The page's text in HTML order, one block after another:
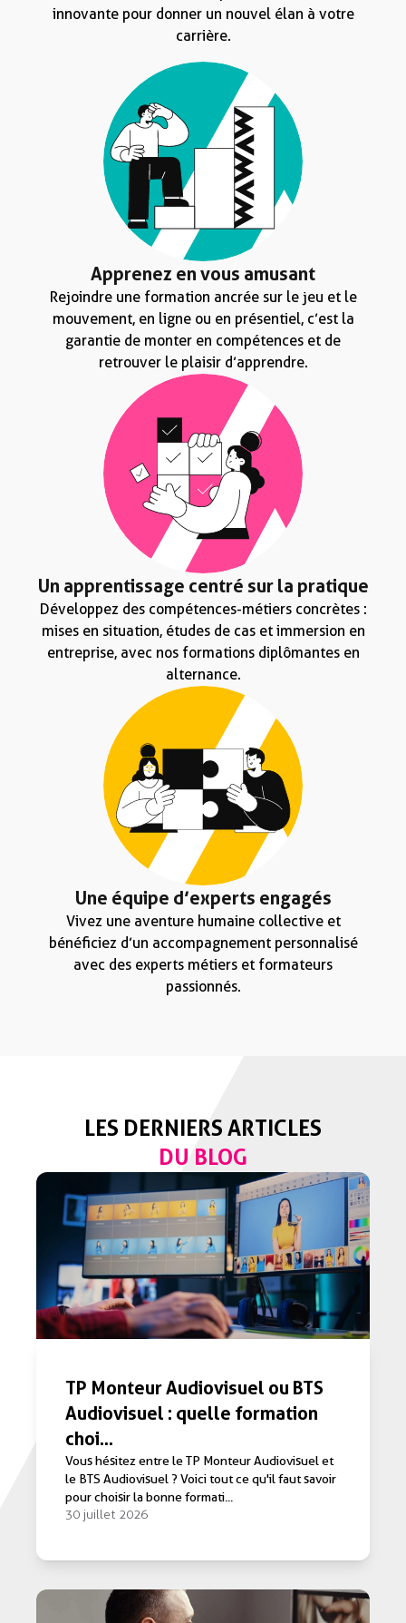
innovante pour donner un nouvel élan à votre
carrière.
Apprenez en vous amusant
Rejoindre une formation ancrée sur le jeu et le
mouvement, en ligne ou en présentiel, c’est la
garantie de monter en compétences et de
retrouver le plaisir d’apprendre.
Un apprentissage centré sur la pratique
Développez des compétences-métiers concrètes :
mises en situation, études de cas et immersion en
entreprise, avec nos formations diplômantes en
alternance.
Une équipe d’experts engagés
Vivez une aventure humaine collective et
bénéficiez d’un accompagnement personnalisé
avec des experts métiers et formateurs
passionnés.
LES DERNIERS ARTICLES
DU BLOG
TP Monteur Audiovisuel ou BTS
Audiovisuel : quelle formation
choi...
Vous hésitez entre le TP Monteur Audiovisuel et
le BTS Audiovisuel ? Voici tout ce qu'il faut savoir
pour choisir la bonne formati...
30 juillet 2026